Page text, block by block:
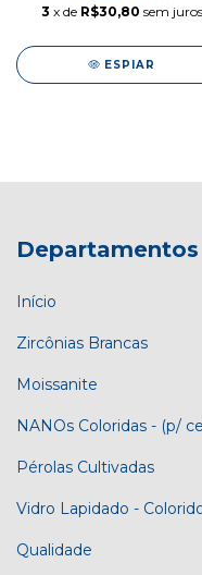
3 x de R$30,80 sem juros
ESPIAR
Departamentos
Início
Zircônias Brancas
Moissanite
NANOs Coloridas - (p/
Pérolas Cultivadas
Vidro Lapidado -
Qualidade